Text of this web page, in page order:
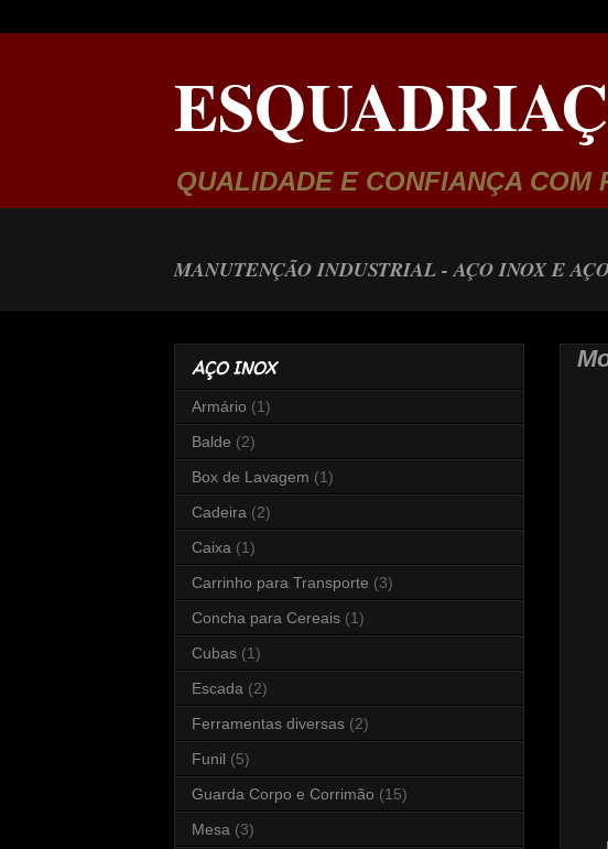
QUALIDADE E CONFIANÇA COM
MANUTENÇÃO INDUSTRIAL -AÇO INOX E
AÇO INOX
Armário (1)
Balde (2)
Box de Lavagem (1)
Cadeira (2)
Caixa (1)
Carrinho para Transporte (3)
Concha para Cereais (1)
Cubas (1)
Escada (2)
Ferramentas diversas (2)
Funil (5)
Guarda Corpo e Corrimão (15)
Mesa (3)